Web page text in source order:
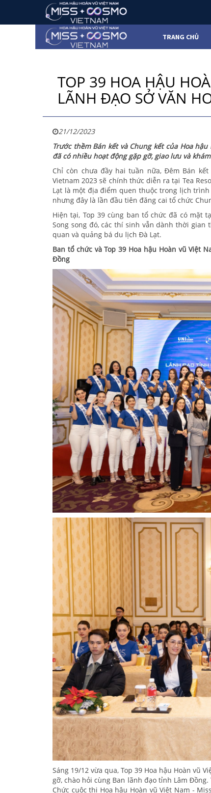
TRANG CHỦ
TOP 39 HOA HẬU
LÃNH ĐẠO SỞ VĂN
21/12/2023
Trước thềm Bán kết và Chung kết của Hoa
đã có nhiều hoạt động gặp gỡ, giao lưu và
Chỉ còn chưa đầy hai tuần nữa, Đêm Bán
Vietnam 2023 sẽ chính thức diễn ra tại Tea
Lạt là một địa điểm quen thuộc trong lịch
nhưng đây là lần đầu tiên đăng cai tổ chức
Hiện tại, Top 39 cùng ban tổ chức đã có mặt
Song song đó, các thí sinh vẫn dành thời
quan và quảng bá du lịch Đà Lạt.
Ban tổ chức và Top 39 Hoa hậu Hoàn vũ Việt
Đồng
Sáng 19/12 vừa qua, Top 39 Hoa hậu Hoàn vũ
gỡ, chào hỏi cùng Ban lãnh đạo tỉnh Lâm Đồng.
Chức cuộc thi Hoa hậu Hoàn vũ Việt Nam -